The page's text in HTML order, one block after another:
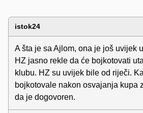
istok24
A šta je sa Ajlom, ona je još uvijek
HZ jasno rekle da će bojkotovati
klubu. HZ su uvijek bile od riječi.
bojkotovale nakon osvajanja kupa
da je dogovoren.